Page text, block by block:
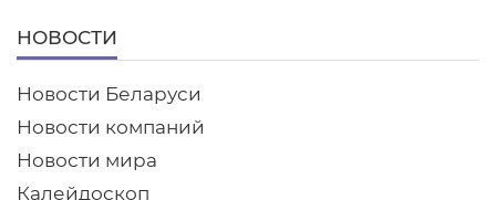
НОВОСТИ
Новости Беларуси
Новости компаний
Новости мира
Калейдоскоп